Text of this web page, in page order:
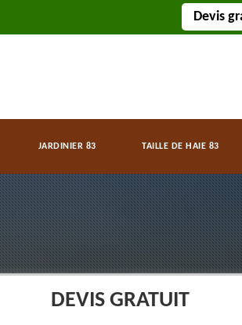
Devis
JARDINIER 83 TAILLE DE HAIE 83
DEVIS GRATUIT